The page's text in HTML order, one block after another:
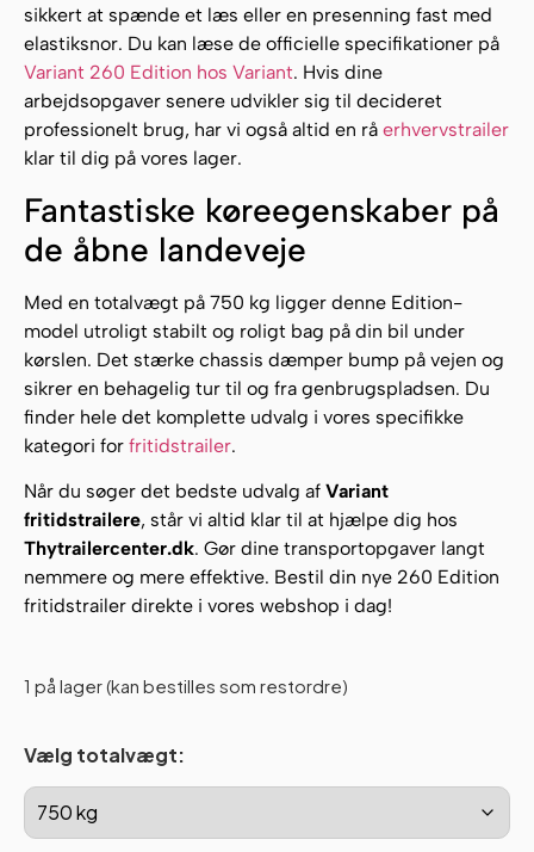
sikkert at spænde et læs eller en presenning fast med
elastiksnor. Du kan læse de officielle specifikationer på
Variant 260 Edition hos Variant. Hvis dine
arbejdsopgaver senere udvikler sig til decideret
professionelt brug, har vi også altid en rå erhvervstrailer
klar til dig på vores lager.
Fantastiske køreegenskaber på
de åbne landeveje
Med en totalvægt på 750 kg ligger denne Edition-
model utroligt stabilt og roligt bag på din bil under
kørslen. Det stærke chassis dæmper bump på vejen og
sikrer en behagelig tur til og fra genbrugspladsen. Du
finder hele det komplette udvalg i vores specifikke
kategori for fritidstrailer.
Når du søger det bedste udvalg af Variant
fritidstrailere, står vi altid klar til at hjælpe dig hos
Thytrailercenter.dk. Gør dine transportopgaver langt
nemmere og mere effektive. Bestil din nye 260 Edition
fritidstrailer direkte i vores webshop i dag!
1 på lager (kan bestilles som restordre)
Vælg totalvægt: